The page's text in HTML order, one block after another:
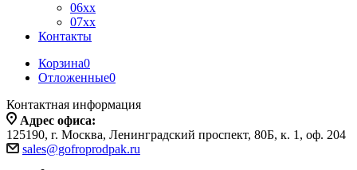
06xx
07xx
Контакты
Корзина0
Отложенные0
Контактная информация
Адрес офиса:
125190, г. Москва, Ленинградский проспект, 80Б, к. 1, оф. 204
sales@gofroprodpak.ru